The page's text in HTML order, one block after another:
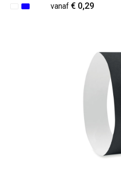
vanaf € 0,29
Minimale afname: 1